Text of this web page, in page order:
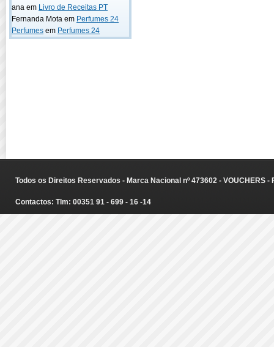
ana em Livro de Receitas PT
Fernanda Mota em Perfumes 24
Perfumes em Perfumes 24
Todos os Direitos Reservados - Marca Nacional nº 473602 - VOUCHERS
Contactos: Tlm: 00351 91 - 699 - 16 -14